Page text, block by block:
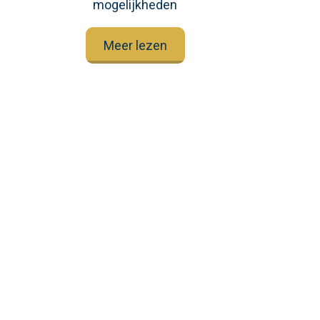
mogelijkheden
Meer lezen